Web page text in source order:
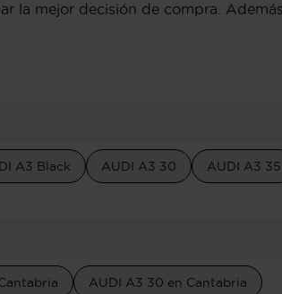
la mejor decisión de compra.
A3 Black AUDI A3 30 AUDI A3 35
AUDI A3 30 en Cantabria